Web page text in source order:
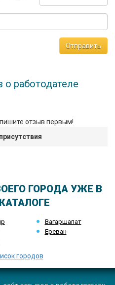
Отправить
работодателе
отзыв первым!
ГОРОДА УЖЕ В
Вагаршапат
Ереван
городов